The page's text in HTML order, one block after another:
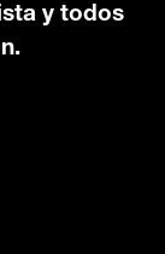
y todos